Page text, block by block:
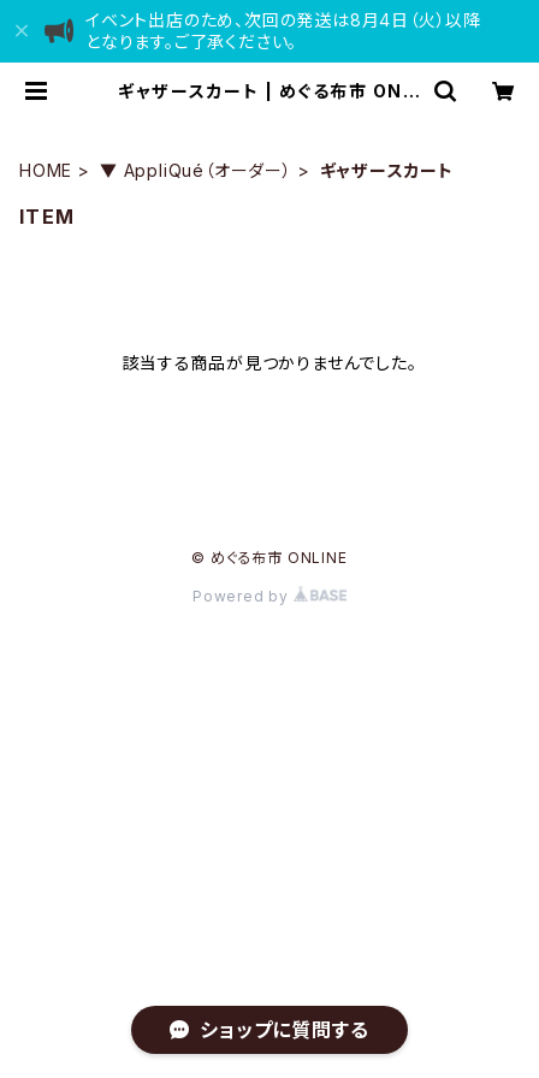
イベント出店のため、次回の発送は8月4日（火）以降
となります。ご了承ください。
ギャザースカート | めぐる布市 ONLI
HOME ▼ AppliQué（オーダー） ギャザースカート
ITEM
該当する商品が見つかりませんでした。
© めぐる布市 ONLINE
Powered by
ショップに質問する